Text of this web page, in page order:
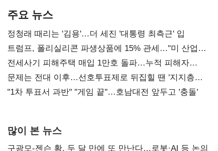
주요 뉴스
정청래 때리는 '김용'…더 세진 '대통령 최측근' 입
트럼프, 폴리실리콘 파생상품에 15% 관세…"미 산업
재건"
전세사기 피해주택 매입 1만호 돌파…누적 피해자
4만278명
문제는 전대 이후…선호투표제로 뒤집힐 땐 '지지층
불복'
"1차 투표서 과반" "게임 끝"…호남대전 앞두고 '충돌'
많이 본 뉴스
구광모-젠슨 황, 두 달 만에 또 만난다…로봇·AI 등 논의